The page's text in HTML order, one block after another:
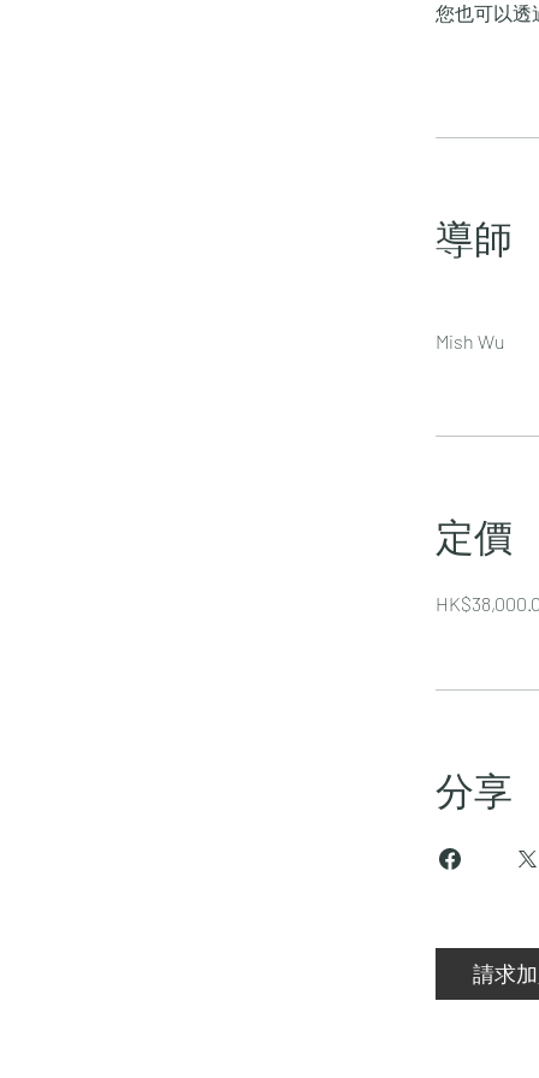
您也可以透
導師
Mish Wu
定價
分享
請求